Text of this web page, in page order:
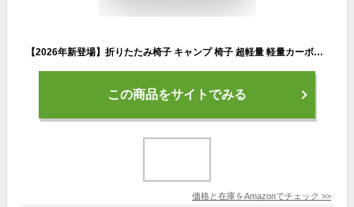
【2026年新登場】折りたたみ椅子 キャンプ 椅子 超軽量 軽量カーボンスチール素材 250kgの高耐荷重 超耐久素材 一体型収納デザインで持ち運び便利 キャンプ/バーベキュー/釣り/家庭用など さまざまなシーンやアウトドア活動に適しています (ブラック)
この商品をサイトでみる
価格と在庫をAmazonでチェック >>